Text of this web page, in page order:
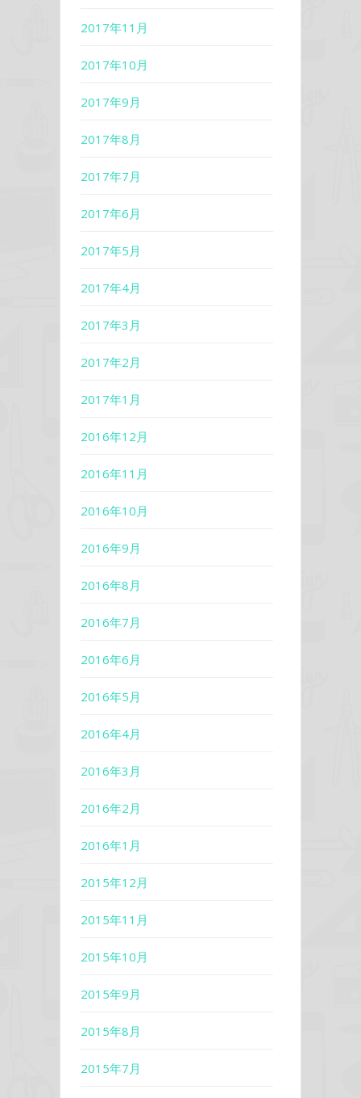
2017年11月
2017年10月
2017年9月
2017年8月
2017年7月
2017年6月
2017年5月
2017年4月
2017年3月
2017年2月
2017年1月
2016年12月
2016年11月
2016年10月
2016年9月
2016年8月
2016年7月
2016年6月
2016年5月
2016年4月
2016年3月
2016年2月
2016年1月
2015年12月
2015年11月
2015年10月
2015年9月
2015年8月
2015年7月